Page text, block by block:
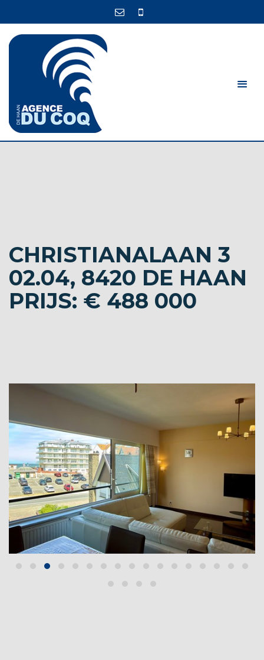
CHRISTIANALAAN 3
02.04, 8420 DE HAAN
PRIJS: € 488 000